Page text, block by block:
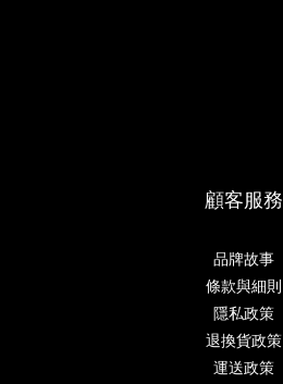
顧客服務
品牌故事
條款與細則
隱私政策
退換貨政策
運送政策